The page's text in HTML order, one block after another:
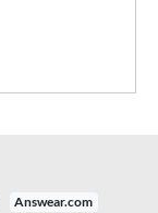
Answear.com